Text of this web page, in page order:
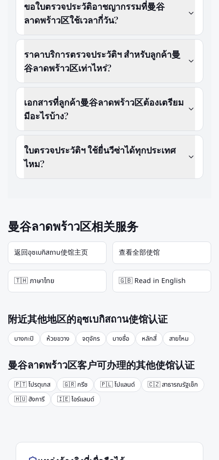
ขอใบตรวจประวัติอาชญากรรมที่曼谷
ลาดพร้าว区ใช้เวลากี่วัน?
ราคาบริการตรวจประวัติฯ สำหรับลูกค้า曼
谷ลาดพร้าว区เท่าไหร่?
เอกสารที่ลูกค้า曼谷ลาดพร้าว区ต้องเตรียม
มีอะไรบ้าง?
ใบตรวจประวัติฯ ใช้ยื่นวีซ่าได้ทุกประเทศ
ไหม?
曼谷ลาดพร้าว区相关服务
返回อุซเบกิสถาน使馆主页 查看全部使馆
🇹🇭 ภาษาไทย 🇬🇧 Read in English
附近其他地区的อุซเบกิสถาน使馆认证
บางกะปิ ห้วยขวาง จตุจักร บางซื่อ หลักสี่ สายไหม
曼谷ลาดพร้าว区客户可办理的其他使馆认证
🇵🇹โปรตุเกส 🇬🇷 กรีซ 🇵🇱โปแลนด์ 🇨🇿สาธารณรัฐเช็ก
🇭🇺ฮังการี 🇮🇪ไอร์แลนด์